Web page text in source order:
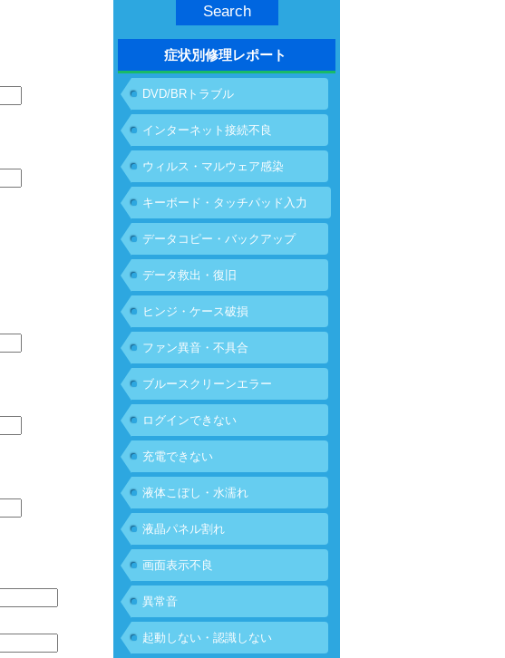
症状別修理レポート
DVD/BRトラブル
インターネット接続不良
ウィルス・マルウェア感染
キーボード・タッチパッド入力
不具合
データコピー・バックアップ
データ救出・復旧
ヒンジ・ケース破損
ファン異音・不具合
ブルースクリーンエラー
ログインできない
充電できない
液体こぼし・水濡れ
液晶パネル割れ
画面表示不良
異常音
起動しない・認識しない